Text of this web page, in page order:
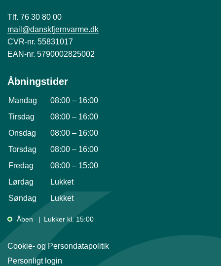
Tlf. 76 30 80 00
mail@danskfjernvarme.dk
CVR-nr. 55831017
EAN-nr. 5790002825002
Åbningstider
Mandag 08:00 – 16:00
Tirsdag
08:00 – 16:00
Onsdag
08:00 – 16:00
Torsdag
08:00 – 16:00
Fredag
08:00 – 15:00
Lørdag
Lukket
Søndag
Lukket
Åben Lukker kl. 15:00
Cookie- og Persondatapolitik
Personligt login